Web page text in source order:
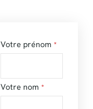
Votre prénom *
Votre nom *